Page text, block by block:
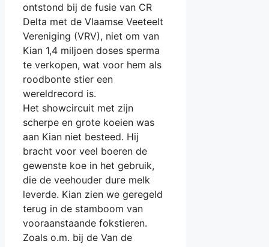
ontstond bij de fusie van CR
Delta met de Vlaamse Veeteelt
Vereniging (VRV), niet om van
Kian 1,4 miljoen doses sperma
te verkopen, wat voor hem als
roodbonte stier een
wereldrecord is.
Het showcircuit met zijn
scherpe en grote koeien was
aan Kian niet besteed. Hij
bracht voor veel boeren de
gewenste koe in het gebruik,
die de veehouder dure melk
leverde. Kian zien we geregeld
terug in de stamboom van
vooraanstaande fokstieren.
Zoals o.m. bij de Van de